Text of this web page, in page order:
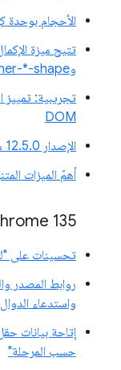
الأحجام بوحدة
وcorner-*-shape في "العناصر" > "الأنماط"
تجريبية: تمييز
DOM
الإصدار 12.5.0 من Lighthouse
أهمّ الميزات
135
تحسينات على
روابط المصدر
واستدعاء
حسب المرحلة"